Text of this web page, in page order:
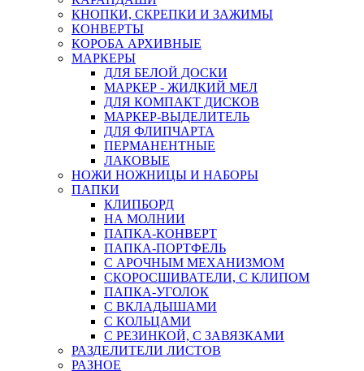
КНОПКИ, СКРЕПКИ И ЗАЖИМЫ
КОНВЕРТЫ
КОРОБА АРХИВНЫЕ
МАРКЕРЫ
ДЛЯ БЕЛОЙ ДОСКИ
МАРКЕР - ЖИДКИЙ МЕЛ
ДЛЯ КОМПАКТ ДИСКОВ
МАРКЕР-ВЫДЕЛИТЕЛЬ
ДЛЯ ФЛИПЧАРТА
ПЕРМАНЕНТНЫЕ
ЛАКОВЫЕ
НОЖИ НОЖНИЦЫ И НАБОРЫ
ПАПКИ
КЛИПБОРД
НА МОЛНИИ
ПАПКА-КОНВЕРТ
ПАПКА-ПОРТФЕЛЬ
С АРОЧНЫМ МЕХАНИЗМОМ
СКОРОСШИВАТЕЛИ, С КЛИПОМ
ПАПКА-УГОЛОК
С ВКЛАДЫШАМИ
С КОЛЬЦАМИ
С РЕЗИНКОЙ, С ЗАВЯЗКАМИ
РАЗДЕЛИТЕЛИ ЛИСТОВ
РАЗНОЕ